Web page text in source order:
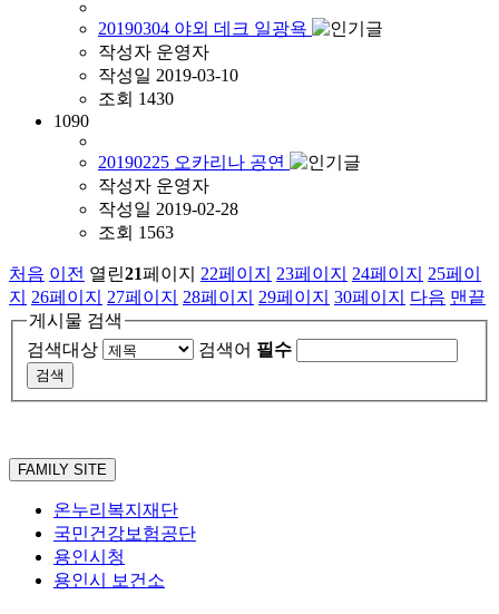
20190304 야외 데크 일광욕
작성자 운영자
작성일 2019-03-10
조회 1430
1090
20190225 오카리나 공연
작성자 운영자
작성일 2019-02-28
조회 1563
처음 이전 열린21페이지 22페이지 23페이지 24페이지 25페이
지
26페이지 27페이지 28페이지 29페이지 30페이지 다음 맨끝
게시물 검색
검색대상
검색어 필수
FAMILY SITE
온누리복지재단
국민건강보험공단
용인시청
용인시 보건소